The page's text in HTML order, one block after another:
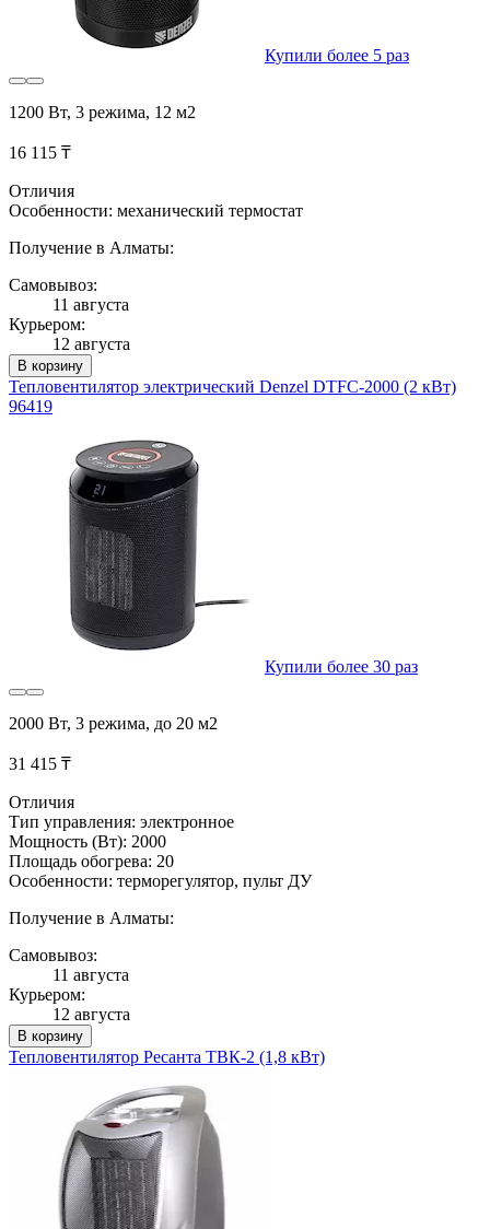
Купили более 5 раз
1200 Вт, 3 режима, 12 м2
16 115 ₸
Отличия
Особенности: механический термостат
Получение в Алматы:
Самовывоз:
11 августа
Курьером:
12 августа
В корзину
Тепловентилятор электрический Denzel DTFC-2000 (2 кВт)
96419
Купили более 30 раз
2000 Вт, 3 режима, до 20 м2
31 415 ₸
Отличия
Тип управления: электронное
Мощность (Вт): 2000
Площадь обогрева: 20
Особенности: терморегулятор, пульт ДУ
Получение в Алматы:
Самовывоз:
11 августа
Курьером:
12 августа
В корзину
Тепловентилятор Ресанта ТВК-2 (1,8 кВт)